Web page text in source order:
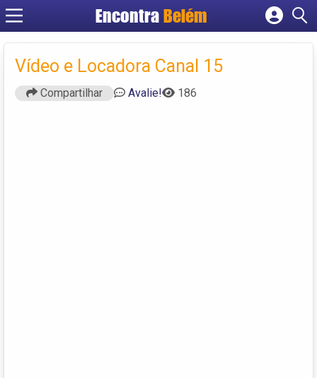
EncontraBelém
Cadastrar empresa
Criar conta
Vídeo e Locadora Canal 15
Compartilhar Avalie! 186